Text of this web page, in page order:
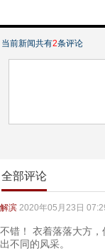
当前新闻共有2条评论
全部评论
解滨 2020年05月23日
不错！ 衣着落落大方
出不同的风采。